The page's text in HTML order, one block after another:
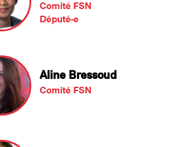
Comité FSN
Député-e
Aline Bressoud
Comité FSN